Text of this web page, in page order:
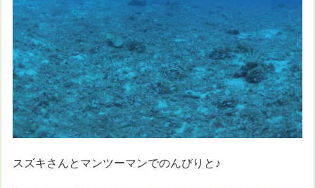
スズキさんとマンツーマンでのんびりと♪